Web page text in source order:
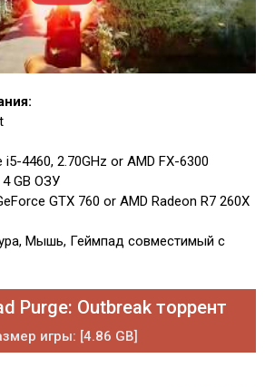
4460, 2.70GHz or AMD FX-6300
4 GB ОЗУ
GTX 760 or AMD Radeon R7 260X
Мышь, Геймпад совместимый с
Purge: Outbreak торрент
игры: [4.86 GB]